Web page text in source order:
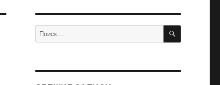
Искать: ПОИСК